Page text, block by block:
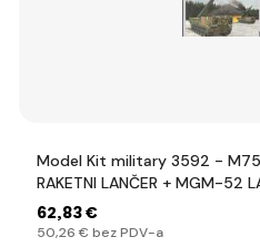
Model Kit military 3592 - M752
RAKETNI LANČER + MGM-52
62,83 €
50,26 € bez PDV-a